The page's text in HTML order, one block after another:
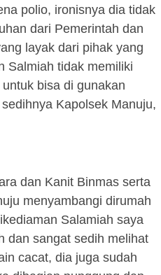
polio, ironisnya dia tidak
dari Pemerintah dan
layak dari pihak yang
Salmiah tidak memiliki
bisa di gunakan
Kapolsek Manuju,
dan Kanit Binmas serta
menyambangi dirumah
Salamiah saya
dan sangat sedih melihat
cacat, dia juga sudah